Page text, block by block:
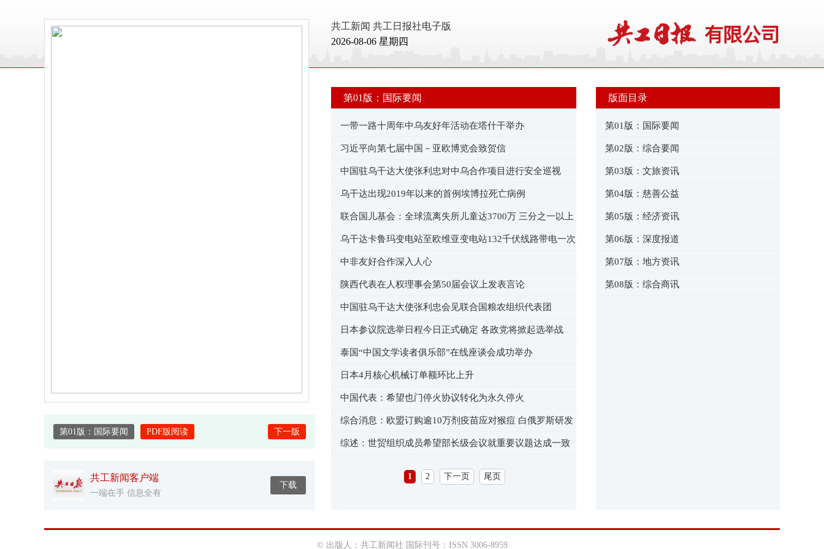
共工新闻 共工日报社电子版
2026-08-06 星期四
第01版：国际要闻 PDF版阅读 下一版
共工新闻客户端
一端在手 信息全有
下载
版面目录
第01版：国际要闻
第02版：综合要闻
第03版：文旅资讯
第04版：慈善公益
第05版：经济资讯
第06版：深度报道
第07版：地方资讯
第08版：综合商讯
第01版：国际要闻
一带一路十周年中乌友好年活动在塔什干举办
习近平向第七届中国－亚欧博览会致贺信
中国驻乌干达大使张利忠对中乌合作项目进行安全巡视
乌干达出现2019年以来的首例埃博拉死亡病例
联合国儿基会：全球流离失所儿童达3700万 三分之一以上
在非洲
乌干达卡鲁玛变电站至欧维亚变电站132千伏线路带电一次
成功
中非友好合作深入人心
陕西代表在人权理事会第50届会议上发表言论
中国驻乌干达大使张利忠会见联合国粮农组织代表团
日本参议院选举日程今日正式确定 各政党将掀起选举战
泰国“中国文学读者俱乐部”在线座谈会成功举办
日本4月核心机械订单额环比上升
中国代表：希望也门停火协议转化为永久停火
综合消息：欧盟订购逾10万剂疫苗应对猴痘 白俄罗斯研发
出猴痘检测系统
综述：世贸组织成员希望部长级会议就重要议题达成一致
1 2 下一页 尾页
© 出版人：共工新闻社 国际刊号：ISSN 3006-8959